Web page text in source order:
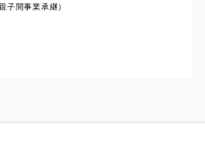
子間事業承継）